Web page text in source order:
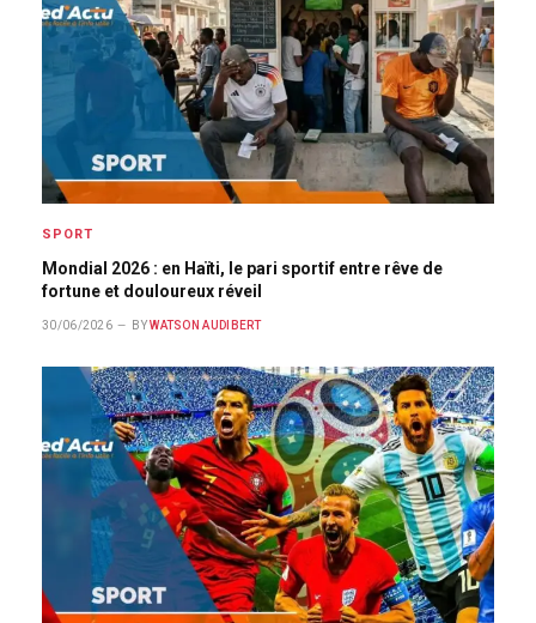
SPORT
Mondial 2026 : en Haïti, le pari sportif entre rêve de
fortune et douloureux réveil
30/06/2026 BY WATSON AUDIBERT